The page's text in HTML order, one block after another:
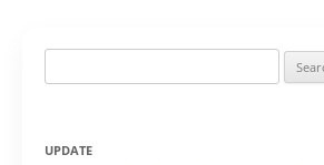
for:
UPDATE